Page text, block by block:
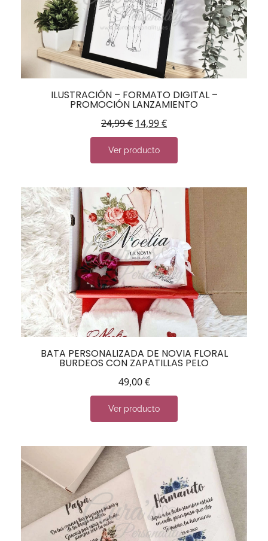
ILUSTRACIÓN – FORMATO DIGITAL –
PROMOCIÓN LANZAMIENTO
24,99€ 14,99€
Ver producto
BATA PERSONALIZADA DE NOVIA FLORAL
BURDEOS CON ZAPATILLAS PELO
49,00€
Ver producto